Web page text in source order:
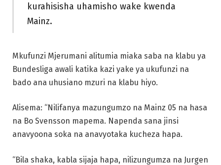
kurahisisha uhamisho wake kwenda
Mainz.
Mkufunzi Mjerumani alitumia miaka saba na klabu ya
Bundesliga awali katika kazi yake ya ukufunzi na
bado ana uhusiano mzuri na klabu hiyo.
Alisema: “Nilifanya mazungumzo na Mainz 05 na hasa
na Bo Svensson mapema. Napenda sana jinsi
anavyoona soka na anavyotaka kucheza hapa.
“Bila shaka, kabla sijaja hapa, nilizungumza na Jurgen